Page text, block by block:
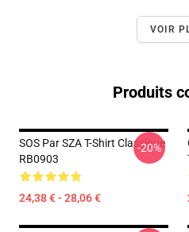
VOIR
Produits
SOS Par SZA T-Shirt Classique
RB0903
24,38 € - 28,06 €
-20%